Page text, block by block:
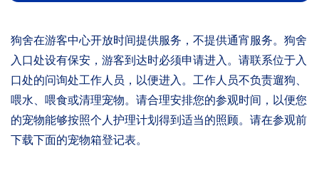
狗舍在游客中心开放时间提供服务，不提供通宵服务。狗舍
入口处设有保安，游客到达时必须申请进入。请联系位于入
口处的问询处工作人员，以便进入。工作人员不负责遛狗、
喂水、喂食或清理宠物。请合理安排您的参观时间，以便您
的宠物能够按照个人护理计划得到适当的照顾。请在参观前
下载下面的宠物箱登记表。